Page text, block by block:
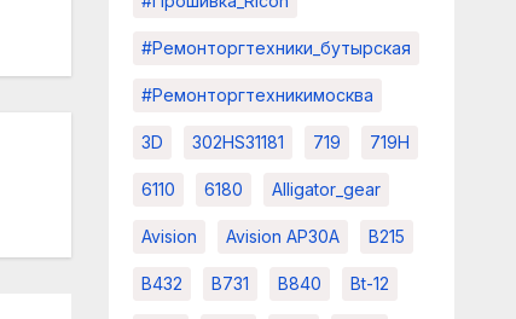
#ремонторгтехники_бутырская
#ремонторгтехникимосква
3D 302HS31181 719 719H
6110 6180 Alligator_gear
Avision Avision AP30A B215
B432 B731 B840 Bt-12